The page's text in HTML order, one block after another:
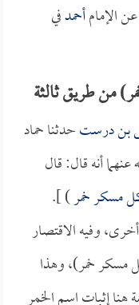
عن الإمامأحمدفي
من طريق ثالثة
بن درستحدثنا حماد
أنه قال: قال
مسكر خمر) ].
وفيه الاقتصار
مسكر خمر)، وهذا